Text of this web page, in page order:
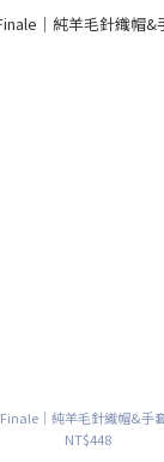
｜純羊毛針織帽&手
NT$448